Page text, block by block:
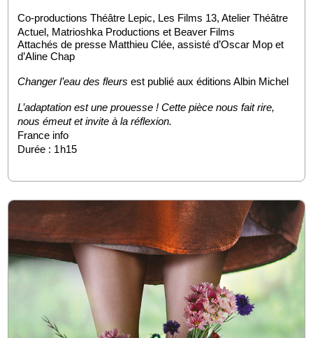
Co-productions Théâtre Lepic, Les Films 13, Atelier Théâtre
Actuel, Matrioshka Productions et Beaver Films
Attachés de presse Matthieu Clée, assisté d’Oscar Mop et
d’Aline Chap
Changer l’eau des fleurs est publié aux éditions Albin Michel
L’adaptation est une prouesse ! Cette pièce nous fait rire,
nous émeut et invite à la réflexion.
France info
Durée : 1h15